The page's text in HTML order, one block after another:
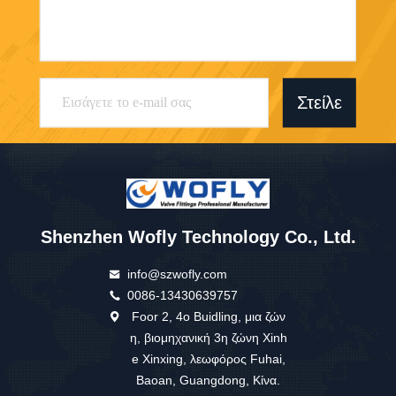
Στείλε
Shenzhen Wofly Technology Co., Ltd.
info@szwofly.com
0086-13430639757
Foor 2, 4ο Buidling, μια ζών
η, βιομηχανική 3η ζώνη Xinh
e Xinxing, λεωφόρος Fuhai,
Baoan, Guangdong, Κίνα.